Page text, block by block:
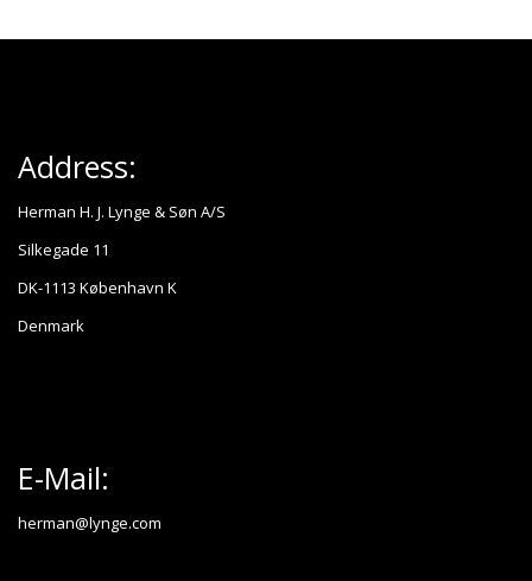
Address:
Herman H. J. Lynge & Søn A/S
Silkegade 11
DK-1113 København K
Denmark
E-Mail:
herman@lynge.com